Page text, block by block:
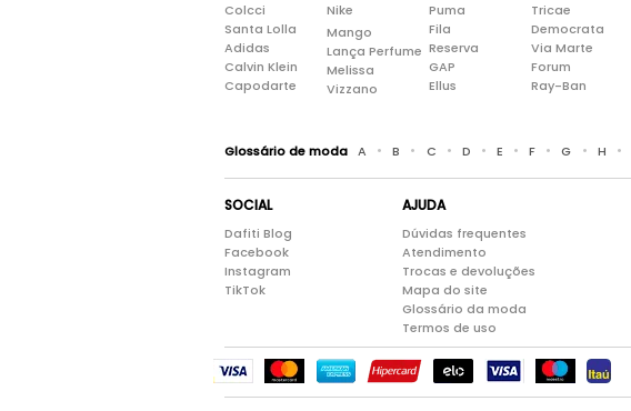
Colcci
Santa Lolla
Adidas
Calvin Klein
Capodarte
Nike
Mango
Lança Perfume
Melissa
Vizzano
Puma
Fila
Reserva
GAP
Ellus
Tricae
Democrata
Via Marte
Forum
Ray-Ban
Glossário de moda A • B • C • D • E • F • G • H •
SOCIAL
Dafiti Blog
Facebook
Instagram
TikTok
AJUDA
Dúvidas frequentes
Atendimento
Trocas e devoluções
Mapa do site
Glossário da moda
Termos de uso